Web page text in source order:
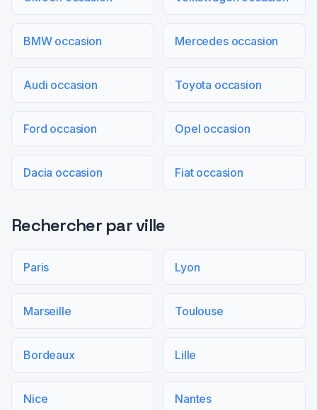
BMW occasion Mercedes occasion
Audi occasion Toyota occasion
Ford occasion Opel occasion
Dacia occasion Fiat occasion
Rechercher par ville
Paris Lyon
Marseille Toulouse
Bordeaux Lille
Nice Nantes